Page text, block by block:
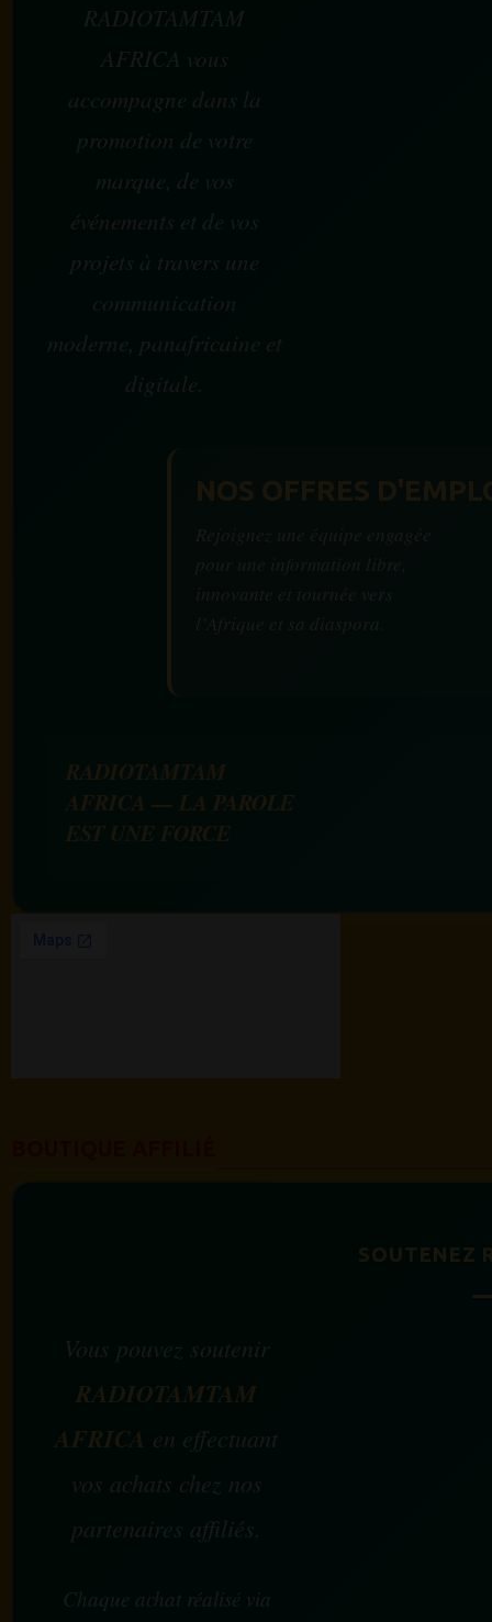
RADIOTAMTAM
AFRICA vous
accompagne dans la
promotion de votre
marque, de vos
événements et de vos
projets à travers une
communication
moderne, panafricaine et
digitale.
SOUTENEZ
Vous pouvez soutenir
RADIOTAMTAM
AFRICA en effectuant
vos achats chez nos
partenaires affiliés.
Chaque achat réalisé via